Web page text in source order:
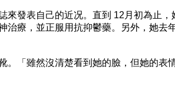
發表自己的近况。直到 12月初為止，
療，並正服用抗抑鬱藥。另外，她去
「雖然沒清楚看到她的臉，但她的表